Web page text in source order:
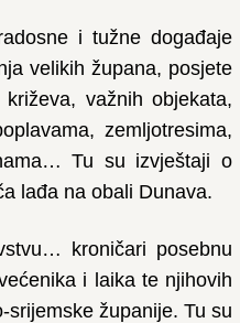
i tužne događaje
velikih župana, posjete
važnih objekata,
zemljotresima,
Tu su izvještaji o
lađa na obali Dunava.
kroničari posebnu
i laika te njihovih
županije. Tu su